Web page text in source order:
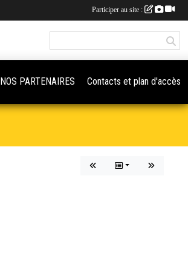
NOS PARTENAIRES Contacts et plan d'accès
Participer au site :